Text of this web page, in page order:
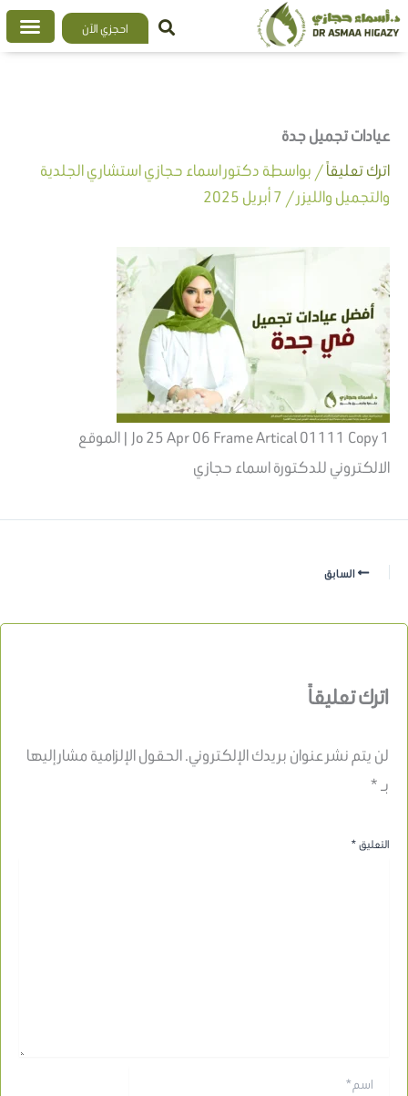
تخطي
إلى
احجزي الآن
عيادات تجميل جدة
اترك تعليقاً/ بواسطة دكتور اسماء حجازي استشاري الجلدية
والتجميل والليزر/ 7 أبريل 2025
Jo 25 Apr 06 Frame Artical 01111 Copy 1 | الموقع
الالكتروني للدكتورة اسماء حجازي
السابق
اترك تعليقاً
لن يتم نشر عنوان بريدك الإلكتروني.الحقول الإلزامية مشار إليها
بـ*
التعليق*